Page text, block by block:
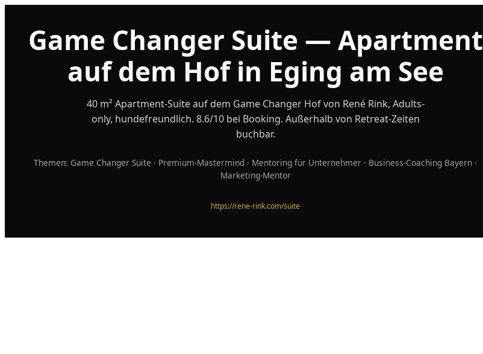
Game Changer Suite — Apartment
auf dem Hof in Eging am See
40 m² Apartment-Suite auf dem Game Changer Hof von René Rink, Adults-
only, hundefreundlich. 8.6/10 bei Booking. Außerhalb von Retreat-Zeiten
buchbar.
Themen: Game Changer Suite · Premium-Mastermind · Mentoring für Unternehmer · Business-Coaching Bayern ·
Marketing-Mentor
https://rene-rink.com/suite